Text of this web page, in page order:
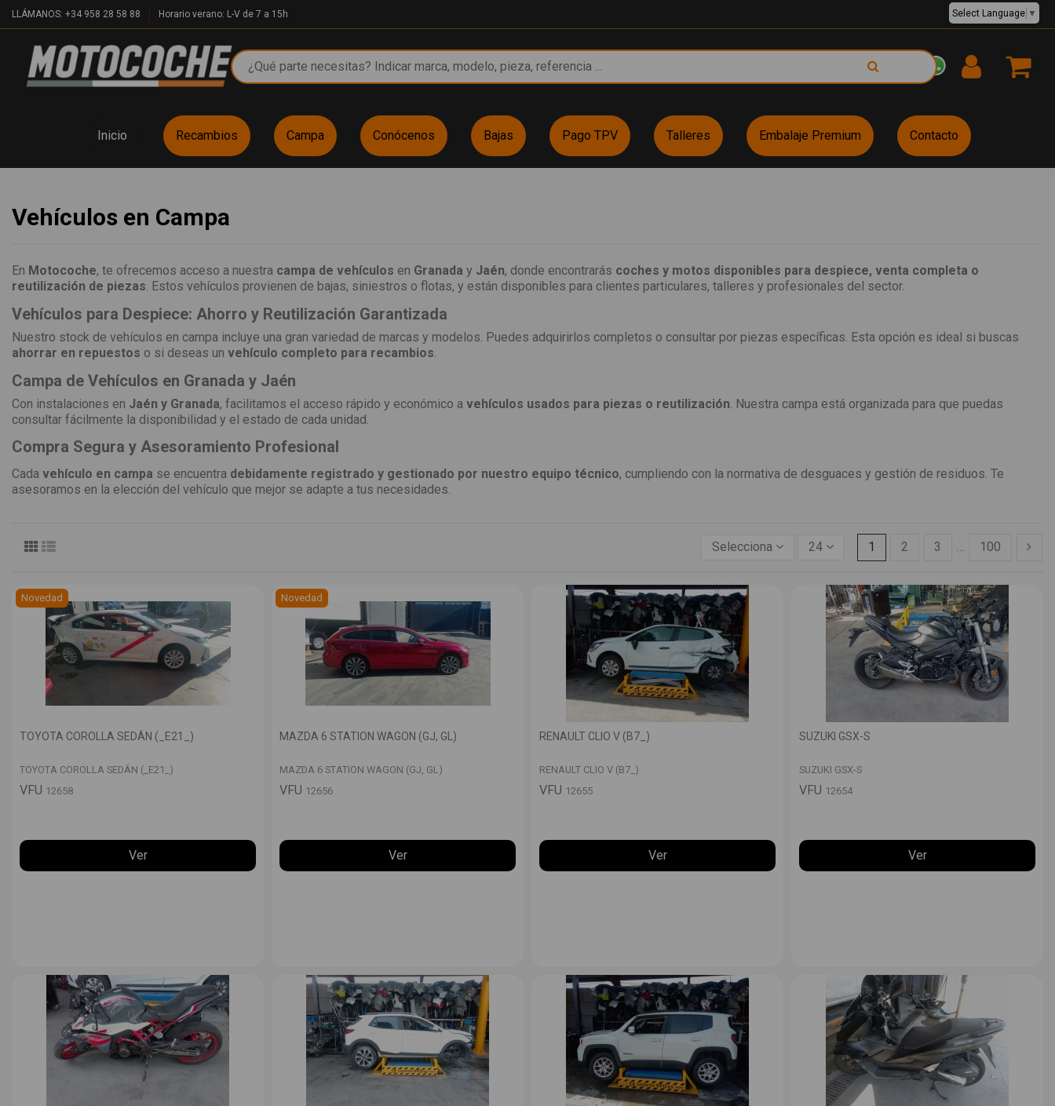
LLÁMANOS: +34 958 28 58 88 Horario verano: L-V de 7 a 15h EUR €
Select Language ▼
Inicio Recambios Campa Conócenos Bajas Pago TPV Talleres Embalaje Premium Contacto
Vehículos en Campa
En Motocoche, te ofrecemos acceso a nuestra campa de vehículos en Granada y Jaén, donde encontrarás coches y motos disponibles para despiece, venta completa o
reutilización de piezas. Estos vehículos provienen de bajas, siniestros o flotas, y están disponibles para clientes particulares, talleres y profesionales del sector.
Vehículos para Despiece: Ahorro y Reutilización Garantizada
Nuestro stock de vehículos en campa incluye una gran variedad de marcas y modelos. Puedes adquirirlos completos o consultar por piezas específicas. Esta opción es ideal si buscas
ahorrar en repuestos o si deseas un vehículo completo para recambios
Campa de Vehículos en Granada y Jaén
Con instalaciones en Jaén y Granada, facilitamos el acceso rápido y económico a vehículos usados para piezas o reutilización . Nuestra campa está organizada para que puedas
consultar fácilmente la disponibilidad y el estado de cada unidad.
Compra Segura y Asesoramiento Profesional
Cada vehículo en campa se encuentra debidamente registrado y gestionado por nuestro equipo técnico, cumpliendo con la normativa de desguaces y gestión de residuos. Te
asesoramos en la elección del vehículo que mejor se adapte a tus necesidades.
Selecciona 24 1 2 3 … 100
Novedad
TOYOTA COROLLA SEDÁN (_E21_)
TOYOTA COROLLA SEDÁN (_E21_)
VFU 12658
Ver
Novedad
MAZDA 6 STATION WAGON (GJ, GL)
MAZDA 6 STATION WAGON (GJ, GL)
VFU 12656
Ver
RENAULT CLIO V (B7_)
RENAULT CLIO V (B7_)
VFU 12655
Ver
SUZUKI GSX-S
SUZUKI GSX-S
VFU 12654
Ver